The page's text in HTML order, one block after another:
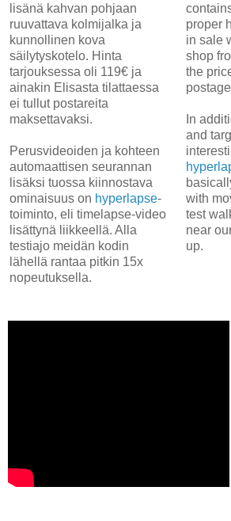
lisänä kahvan pohjaan
ruuvattava kolmijalka ja
kunnollinen kova
säilytyskotelo. Hinta
tarjouksessa oli 119€ ja
ainakin Elisasta tilattaessa
ei tullut postareita
maksettavaksi.
Perusvideoiden ja kohteen
automaattisen seurannan
lisäksi tuossa kiinnostava
ominaisuus on hyperlapse-
toiminto, eli timelapse-video
lisättynä liikkeellä. Alla
testiajo meidän kodin
lähellä rantaa pitkin 15x
nopeutuksella.
proper
in sale
shop
the
In
and
hyperl
with
test
near
up.